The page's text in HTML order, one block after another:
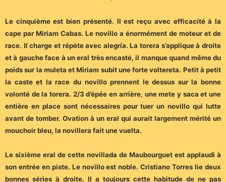
Le cinquième est bien présenté. Il est reçu avec efficacité à la
cape par Miriam Cabas. Le novillo a énormément de moteur et de
race. Il charge et répète avec alegría. La torera s’applique à droite
et à gauche face à un eral très encasté, il manque quand même du
poids sur la muleta et Miriam subit une forte voltereta. Petit à petit
la caste et la race du novillo prennent le dessus sur la bonne
volonté de la torera. 2/3 d’épée en arrière, une mete y saca et une
entière en place sont nécessaires pour tuer un novillo qui lutte
avant de tomber. Ovation à un eral qui aurait largement mérité un
mouchoir bleu, la novillera fait une vuelta.
Le sixième eral de cette novillada de Maubourguet est applaudi à
son entrée en piste. Le novillo est noble. Cristiano Torres lie deux
bonnes séries à droite. Il a toujours cette habitude de ne pas